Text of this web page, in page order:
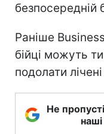
безпосередній
Раніше
бійці можуть
подолати
Не